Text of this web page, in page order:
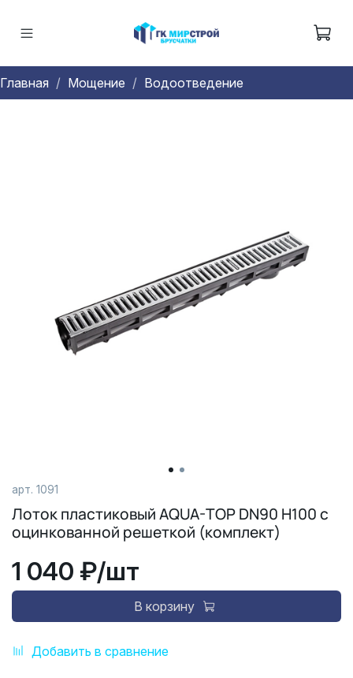
Главная Мощение Водоотведение
арт. 1091
Лоток пластиковый AQUA-TOP DN90 H100 с
оцинкованной решеткой (комплект)
Добавить в сравнение
1 040 ₽/шт
В корзину